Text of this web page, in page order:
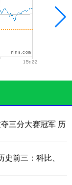
三分大赛冠军 历
前三：科比、